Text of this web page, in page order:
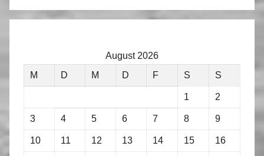
August 2026
M
D M D F S S
1 2
3 4 5 6 7 8 9
10 11 12 13 14 15 16